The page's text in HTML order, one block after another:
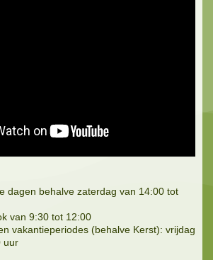
dagen behalve zaterdag van 14:00 tot
van 9:30 tot 12:00
vakantieperiodes (behalve Kerst): vrijdag
uur